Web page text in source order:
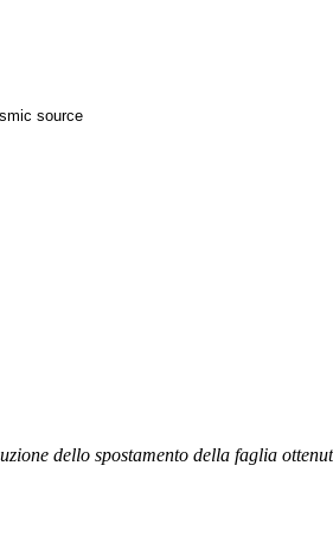
dello spostamento della faglia